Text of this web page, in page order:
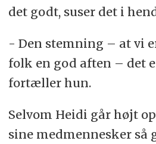
det godt, suser det i
- Den stemning – at vi
folk en god aften – det
fortæller hun.
Selvom Heidi går højt
sine medmennesker så